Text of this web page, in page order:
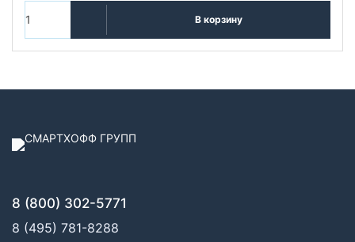
В корзину
8 (800) 302-5771
8 (495) 781-8288